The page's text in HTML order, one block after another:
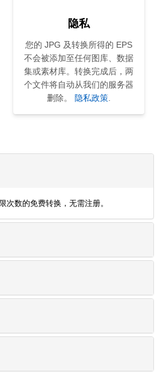
隐私
您的 JPG 及转换所得的 EPS
不会被添加至任何图库、数据
集或素材库。转换完成后，两
个文件将自动从我们的服务器
删除。
隐私政策.
数的免费转换，无需注册。